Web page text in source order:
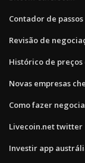
Contador de
Revisão de
Histórico de preços
Novas empresas
Como fazer
Livecoin.net twitter
Investir app